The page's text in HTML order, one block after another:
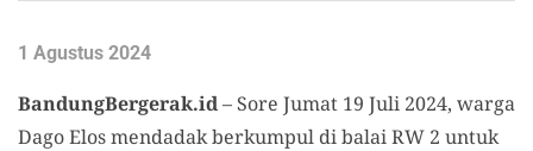
1 Agustus 2024
BandungBergerak.id– Sore Jumat 19 Juli 2024, warga
Dago Elos mendadak berkumpul di balai RW 2 untuk